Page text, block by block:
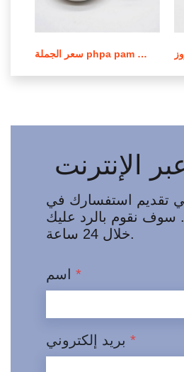
سعر الجملة phpa pam بولي أكريلاميد في لبنان
الإنترنت
في تقديم استفسارك في
سوف نقوم بالرد عليك
خلال 24 ساعة.
*
*